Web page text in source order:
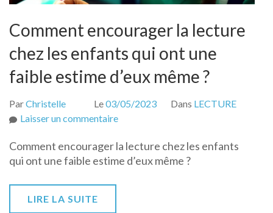
Comment encourager la lecture
chez les enfants qui ont une
faible estime d’eux même ?
ParChristelle Le03/05/2023 Dans LECTURE
Laisser un commentairesur
encourager
la
Comment encourager la lecture chez les enfants
qui ont une faible estime d’eux même ?
LIRE LA SUITE